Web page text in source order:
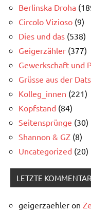
Berlinska Droha
Circolo Vizioso (9)
Dies und das (538)
Geigerzähler (377)
Gewerkschaft und
Grüsse aus der
Kolleg_innen (221)
Kopfstand (84)
Seitensprünge (30)
Shannon & GZ (8)
Uncategorized (20)
LETZTE
geigerzaehler on